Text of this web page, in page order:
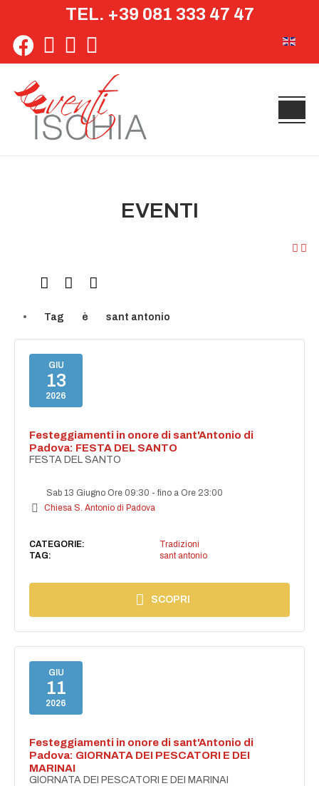
TEL. +39 081 333 47 47
EVENTI
Tag è sant antonio
GIU
13
2026
Festeggiamenti in onore di sant'Antonio di
Padova: FESTA DEL SANTO
FESTA DEL SANTO
Sab 13 Giugno Ore 09:30 -fino a Ore 23:00
Chiesa S. Antonio di Padova
CATEGORIE:
Tradizioni
TAG:
sant antonio
SCOPRI
GIU
11
2026
Festeggiamenti in onore di sant'Antonio di
Padova: GIORNATA DEI PESCATORI E DEI
MARINAI
GIORNATA DEI PESCATORI E DEI MARINAI